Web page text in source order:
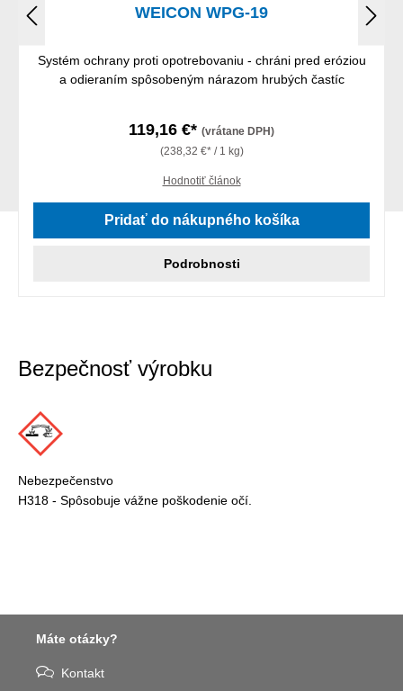
WEICON WPG-19
Systém ochrany proti opotrebovaniu - chráni pred eróziou
a odieraním spôsobeným nárazom hrubých častíc
119,16 €* (vrátane DPH)
(238,32 €* / 1 kg)
Hodnotiť článok
Pridať do nákupného košíka
Podrobnosti
Bezpečnosť výrobku
Nebezpečenstvo
H318 - Spôsobuje vážne poškodenie očí.
Máte otázky?
Kontakt